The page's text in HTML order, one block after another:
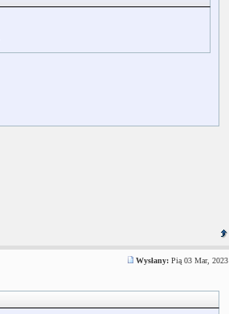
Wysłany:Pią 03 Mar, 2023